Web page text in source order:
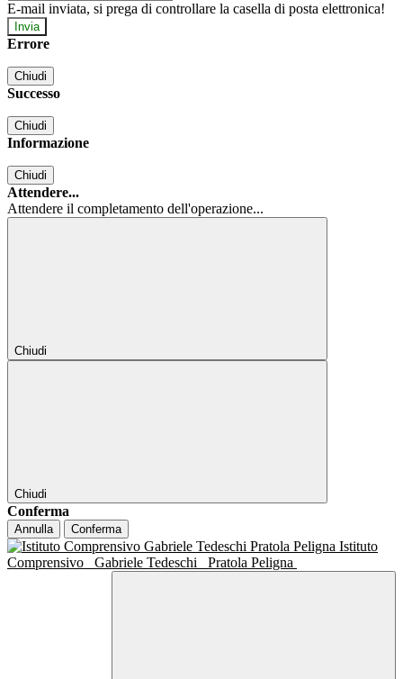
E-mail inviata, si prega di controllare la casella di posta elettronica!
Errore
Chiudi
Successo
Chiudi
Informazione
Chiudi
Attendere...
Attendere il completamento dell'operazione...
Chiudi
Chiudi
Conferma
Annulla Conferma
Istituto
Comprensivo
Gabriele Tedeschi Pratola Peligna